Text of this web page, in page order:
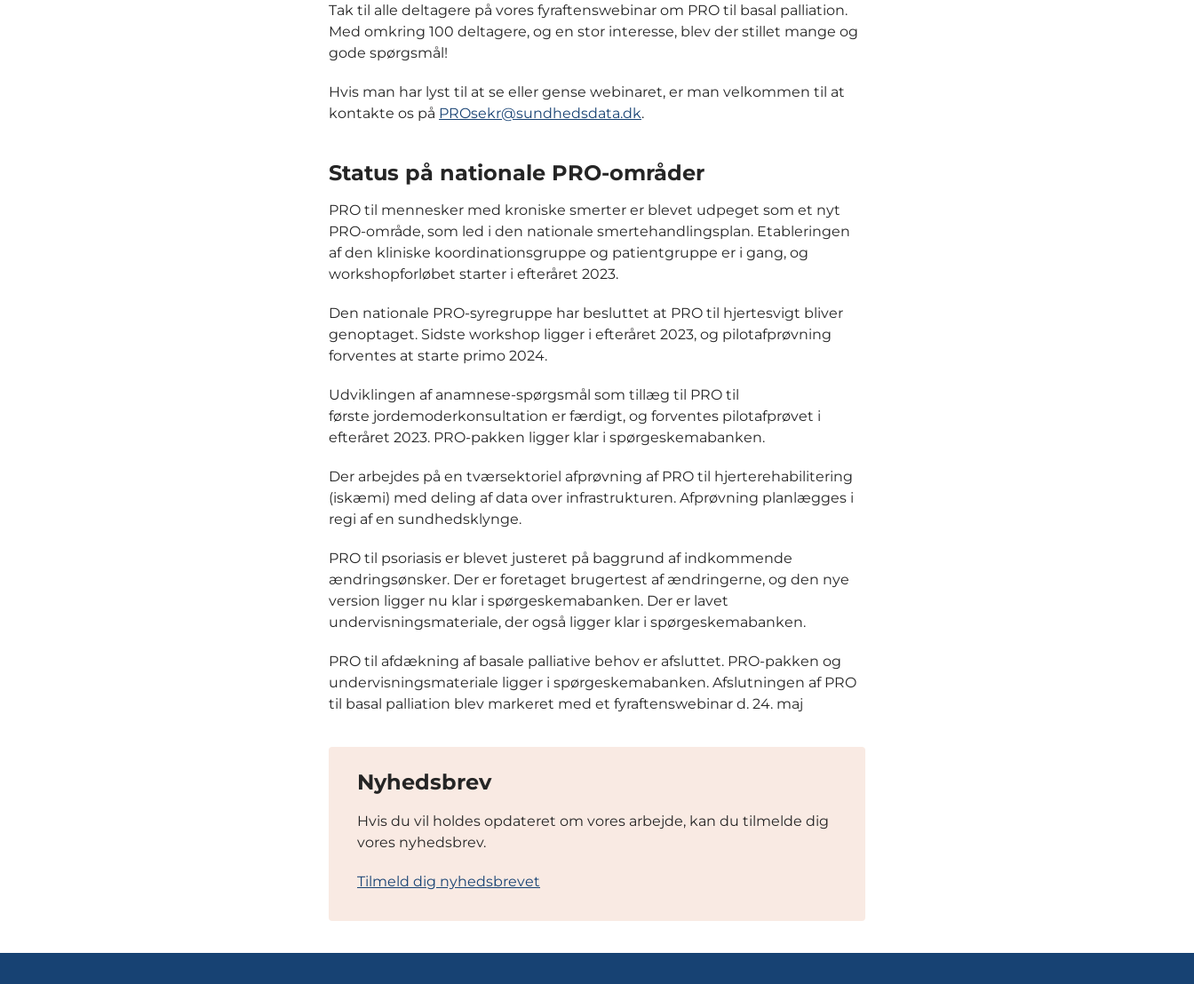
Tak til alle deltagere på vores fyraftenswebinar om PRO til basal palliation.
Med omkring 100 deltagere, og en stor interesse, blev der stillet mange og
gode spørgsmål!
Hvis man har lyst til at se eller gense webinaret, er man velkommen til at
kontakte os på PROsekr@sundhedsdata.dk.
Status på nationale PRO-områder
PRO til mennesker med kroniske smerter er blevet udpeget som et nyt
PRO-område, som led i den nationale smertehandlingsplan. Etableringen
af den kliniske koordinationsgruppe og patientgruppe er i gang, og
workshopforløbet starter i efteråret 2023.
Den nationale PRO-syregruppe har besluttet at PRO til hjertesvigt bliver
genoptaget. Sidste workshop ligger i efteråret 2023, og pilotafprøvning
forventes at starte primo 2024.
Udviklingen af anamnese-spørgsmål som tillæg til PRO til
første jordemoderkonsultation er færdigt, og forventes pilotafprøvet i
efteråret 2023. PRO-pakken ligger klar i spørgeskemabanken.
Der arbejdes på en tværsektoriel afprøvning af PRO til hjerterehabilitering
(iskæmi) med deling af data over infrastrukturen. Afprøvning planlægges i
regi af en sundhedsklynge.
PRO til psoriasis er blevet justeret på baggrund af indkommende
ændringsønsker. Der er foretaget brugertest af ændringerne, og den nye
version ligger nu klar i spørgeskemabanken. Der er lavet
undervisningsmateriale, der også ligger klar i spørgeskemabanken.
PRO til afdækning af basale palliative behov er afsluttet. PRO-pakken og
undervisningsmateriale ligger i spørgeskemabanken. Afslutningen af PRO
til basal palliation blev markeret med et fyraftenswebinar d. 24. maj
Nyhedsbrev
Hvis du vil holdes opdateret om vores arbejde, kan du tilmelde dig
vores nyhedsbrev.
Tilmeld dig nyhedsbrevet